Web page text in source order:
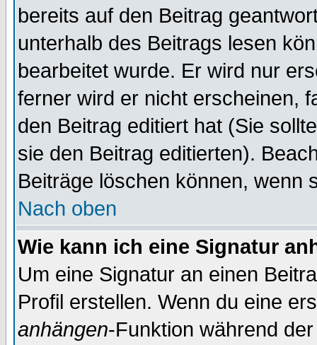
bereits auf den Beitrag
unterhalb des Beitrags lesen
bearbeitet wurde. Er wird nur
ferner wird er nicht erscheinen,
den Beitrag editiert hat (Sie
sie den Beitrag editierten).
Beiträge löschen können, wenn
Nach oben
Wie kann ich eine Signatur
Um eine Signatur an einen
Profil erstellen. Wenn du eine
anhängen-Funktion während